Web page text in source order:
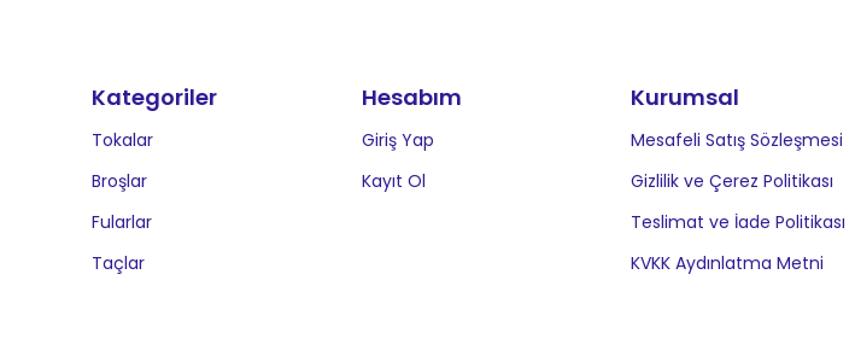
Kategoriler
Tokalar
Broşlar
Fularlar
Taçlar
Hesabım
Giriş Yap
Kayıt Ol
Kurumsal
Mesafeli Satış Sözleşmesi
Gizlilik ve Çerez Politikası
Teslimat ve İade Politikası
KVKK Aydınlatma Metni